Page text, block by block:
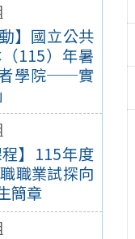
】國立公共
115）年暑
學院──實
程】115年度
職業試探向
簡章